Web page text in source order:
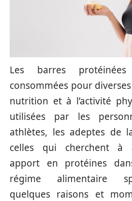
Les barres
consommées pour
nutrition et à l’activité
utilisées par les
athlètes, les adeptes de
celles qui cherchent à
apport en protéines
régime alimentaire
quelques raisons et